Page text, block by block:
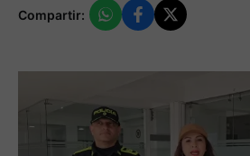
Compartir: